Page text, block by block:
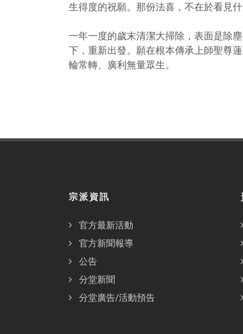
生得度的祝願。那份法喜，不在於看見
一年一度的歲末清潔大掃除，表面是除
下，重新出發。願在根本傳承上師聖尊
輪常轉、廣利無量眾生。
宗派資訊
官方最新活動
官方新聞報導
公告
分堂新聞
分堂廣告/活動預告